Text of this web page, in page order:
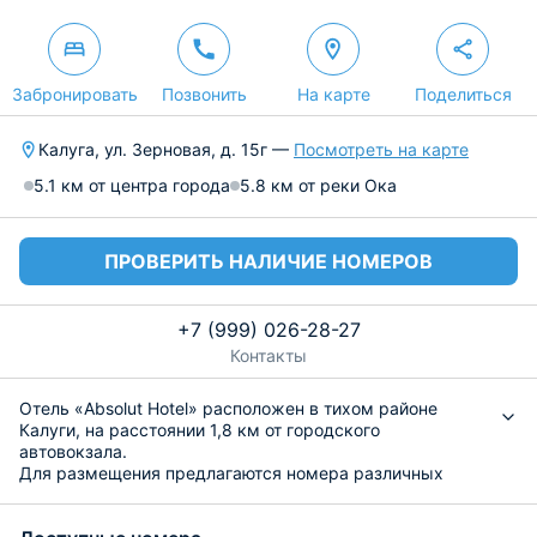
Забронировать Позвонить На карте Поделиться
Калуга, ул. Зерновая, д. 15г — Посмотреть на карте
5.1 км от центра города 5.8 км от реки Ока
ПРОВЕРИТЬ НАЛИЧИЕ НОМЕРОВ
+7 (999) 026-28-27
Контакты
Отель «Absolut Hotel» расположен в тихом районе
Калуги, на расстоянии 1,8 км от городского
автовокзала.
Для размещения предлагаются номера различных